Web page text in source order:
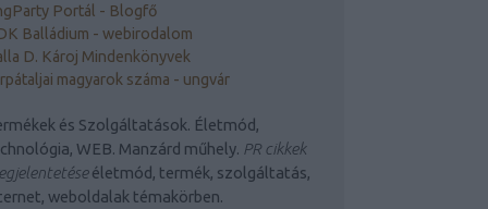
Portál - Blogfő
Balládium - webirodalom
D. Károj Mindenkönyvek
magyarok száma - ungvár
és Szolgáltatások. Életmód,
WEB. Manzárd műhely. PR cikkek
életmód, termék, szolgáltatás,
weboldalak témakörben.